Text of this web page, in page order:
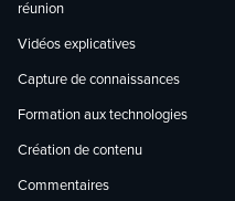
réunion
Vidéos explicatives
Capture de connaissances
Formation aux technologies
Création de contenu
Commentaires